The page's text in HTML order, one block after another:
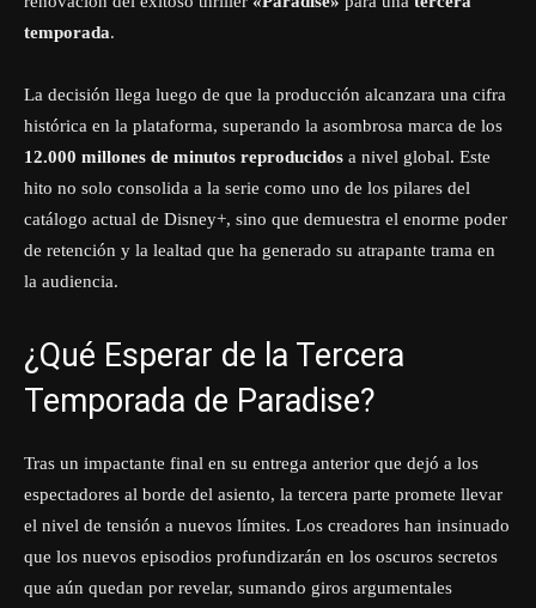
temporada.
La decisión llega luego de que la producción alcanzara una cifra
histórica en la plataforma, superando la asombrosa marca de los
12.000 millones de minutos reproducidos a nivel global. Este
hito no solo consolida a la serie como uno de los pilares del
catálogo actual de Disney+, sino que demuestra el enorme poder
de retención y la lealtad que ha generado su atrapante trama en
la audiencia.
¿Qué Esperar de la Tercera
Temporada de Paradise?
Tras un impactante final en su entrega anterior que dejó a los
espectadores al borde del asiento, la tercera parte promete llevar
el nivel de tensión a nuevos límites. Los creadores han insinuado
que los nuevos episodios profundizarán en los oscuros secretos
que aún quedan por revelar, sumando giros argumentales